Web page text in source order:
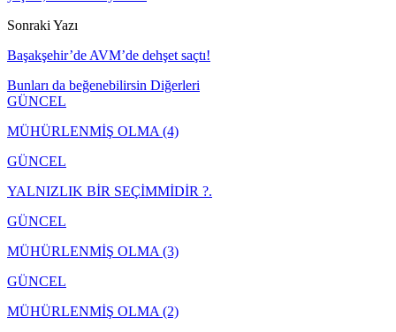
Sonraki Yazı
Başakşehir’de AVM’de dehşet saçtı!
Bunları da beğenebilirsin Diğerleri
GÜNCEL
MÜHÜRLENMİŞ OLMA (4)
GÜNCEL
YALNIZLIK BİR SEÇİMMİDİR ?.
GÜNCEL
MÜHÜRLENMİŞ OLMA (3)
GÜNCEL
MÜHÜRLENMİŞ OLMA (2)